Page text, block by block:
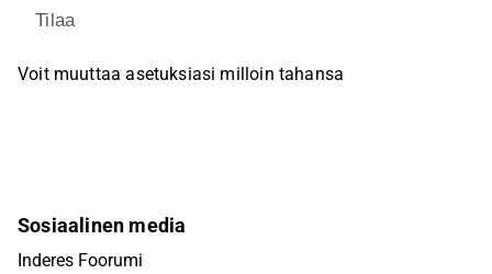
Tilaa
Voit muuttaa asetuksiasi milloin tahansa
Sosiaalinen media
Inderes Foorumi